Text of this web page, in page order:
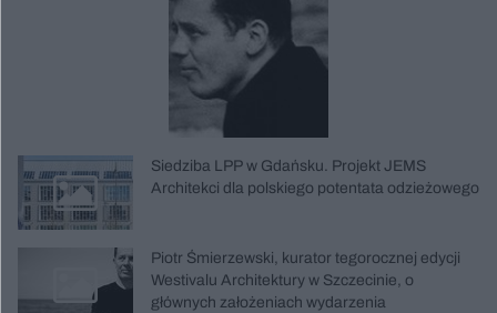
Siedziba LPP w Gdańsku. Projekt JEMS
Architekci dla polskiego potentata odzieżowego
Piotr Śmierzewski, kurator tegorocznej edycji
Westivalu Architektury w Szczecinie, o
głównych założeniach wydarzenia